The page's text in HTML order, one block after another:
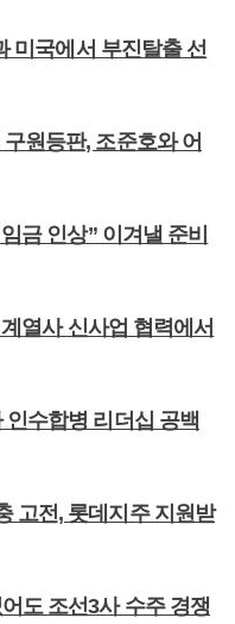
미국에서 부진탈출 선
원등판, 조준호와 어
금 인상” 이겨낼 준비
열사 신사업 협력에서
수합병 리더십 공백
고전, 롯데지주 지원받
도 조선3사 수주 경쟁